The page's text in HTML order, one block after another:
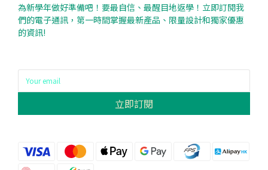
為新學年做好準備吧！要最自信、最醒目地返學！立即訂閱我
們的電子通訊，第一時間掌握最新產品、限量設計和獨家優惠
的資訊!
立即訂閱